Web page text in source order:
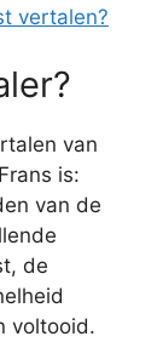
vertalen?
van
is:
van de
de
voltooid.